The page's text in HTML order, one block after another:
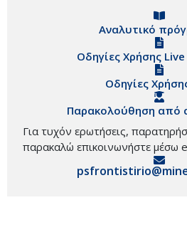
Αναλυτικό
Οδηγίες Χρήσης
Οδηγίες
Παρακολούθηση από
Για τυχόν ερωτήσεις,
παρακαλώ επικοινωνήστε μέσω